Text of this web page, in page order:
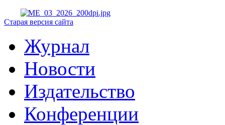
Старая версия сайта
Журнал
Новости
Издательство
Конференции